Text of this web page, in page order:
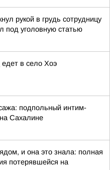
рукой в грудь сотрудницу
под уголовную статью
в село Хоэ
подпольный интим-
Сахалине
и она это знала: полная
потерявшейся на